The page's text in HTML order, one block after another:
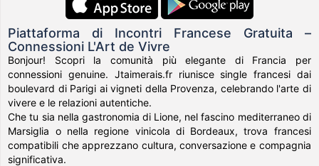
Piattaforma di Incontri Francese Gratuita –
Connessioni L'Art de Vivre
Bonjour! Scopri la comunità più elegante di Francia per
connessioni genuine. Jtaimerais.fr riunisce single francesi dai
boulevard di Parigi ai vigneti della Provenza, celebrando l'arte di
vivere e le relazioni autentiche.
Che tu sia nella gastronomia di Lione, nel fascino mediterraneo di
Marsiglia o nella regione vinicola di Bordeaux, trova francesi
compatibili che apprezzano cultura, conversazione e compagnia
significativa.